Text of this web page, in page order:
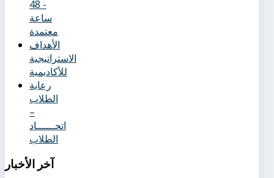
- 48
ساعة
معتمدة
الأهداف
الاستراتيجية
للأكاديمية
رعاية
الطلاب
–
اتحــــــاد
الطلاب
آخر
الأخبار